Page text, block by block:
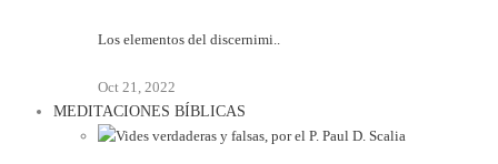
Los elementos del discernimi..
Oct 21, 2022
MEDITACIONES BÍBLICAS